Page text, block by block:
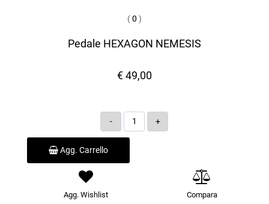
(0 )
Pedale HEXAGON NEMESIS
€ 49,00
Quantità
Agg. Carrello
Agg. Wishlist Compara